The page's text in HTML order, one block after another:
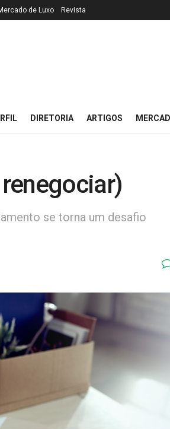
de Luxo Revista
DIRETORIA ARTIGOS
se torna um desafio